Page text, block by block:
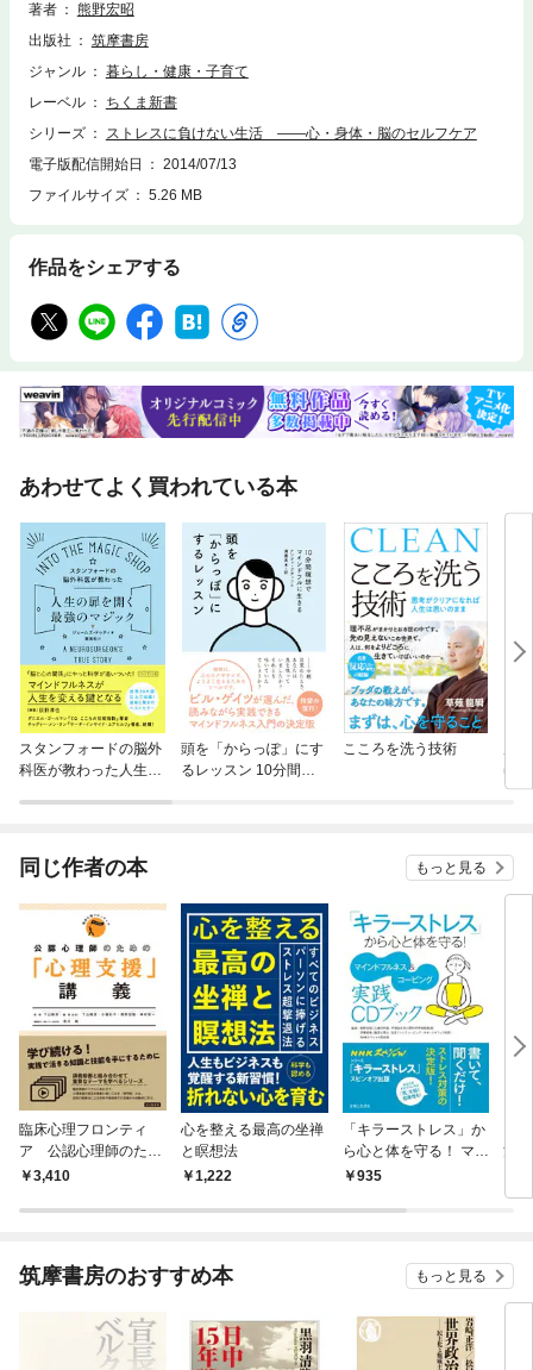
著者
熊野宏昭
出版社
筑摩書房
ジャンル
暮らし・健康・子育て
レーベル
ちくま新書
シリーズ
ストレスに負けない生活 ――心・身体・脳のセルフケア
電子版配信開始日
2014/07/13
ファイルサイズ
5.26 MB
作品をシェアする
あわせてよく買われている本
スタンフォードの脳外
科医が教わった人生の
頭を「からっぽ」にす
るレッスン 10分間瞑
こころを洗う技術
ゆ
ブ
同じ作者の本 もっと見る
臨床心理フロンティ
ア 公認心理師のため
の「心理支援」講義
3,410
心を整える最高の坐禅
と瞑想法
1,222
「キラーストレス」か
ら心と体を守る！ マイ
ンドフルネス＆コーピ
【CD無しバージョ
935
活
筑摩書房のおすすめ本 もっと見る